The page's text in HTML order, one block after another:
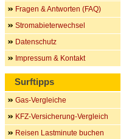
Fragen & Antworten (FAQ)
Stromabieterwechsel
Datenschutz
Impressum & Kontakt
Surftipps
Gas-Vergleiche
KFZ-Versicherung-Vergleich
Reisen Lastminute buchen